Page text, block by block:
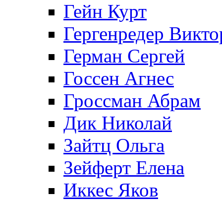
Гейн Курт
Гергенредер
Герман Сергей
Госсен Агнес
Гроссман Абрам
Дик Николай
Зайтц Ольга
Зейферт Елена
Иккес Яков